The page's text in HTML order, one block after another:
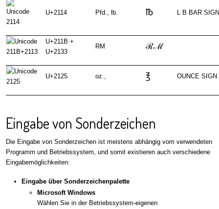
U+2114 Pfd., lb. ℔ L B BAR SIGN
U+211B +
U+2133
RM ℛℳ
U+2125 oz., ℥ OUNCE SIGN
Eingabe von Sonderzeichen
Die Eingabe von Sonderzeichen ist meistens abhängig vom verwendeten
Programm und Betriebssystem, und somit existieren auch verschiedene
Eingabemöglichkeiten:
Eingabe über Sonderzeichenpalette
Microsoft Windows
Wählen Sie in der Betriebssystem-eigenen